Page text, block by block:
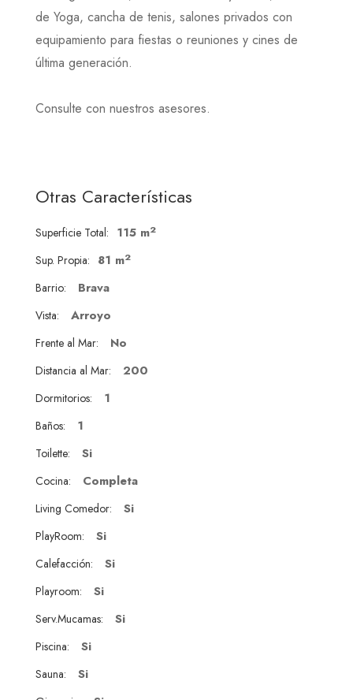
de Yoga, cancha de tenis, salones privados con
equipamiento para fiestas o reuniones y cines de
última generación.
Consulte con nuestros asesores.
Otras Características
Superficie Total: 115 m2
Sup. Propia: 81 m2
Barrio: Brava
Vista: Arroyo
Frente al Mar: No
Distancia al Mar: 200
Dormitorios: 1
Baños: 1
Toilette: Si
Cocina: Completa
Living Comedor: Si
PlayRoom: Si
Calefacción: Si
Playroom: Si
Serv.Mucamas: Si
Piscina: Si
Sauna: Si